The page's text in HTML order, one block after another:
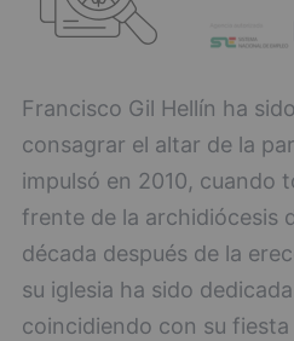
Francisco Gil Hellín ha
consagrar el altar de la
impulsó en 2010, cuando
frente de la archidiócesis
década después de la
su iglesia ha sido
coincidiendo con su fiesta